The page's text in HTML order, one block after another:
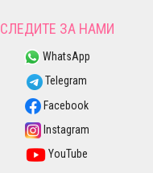
СЛЕДИТЕ ЗА НАМИ
WhatsApp
Telegram
Facebook
Instagram
YouTube